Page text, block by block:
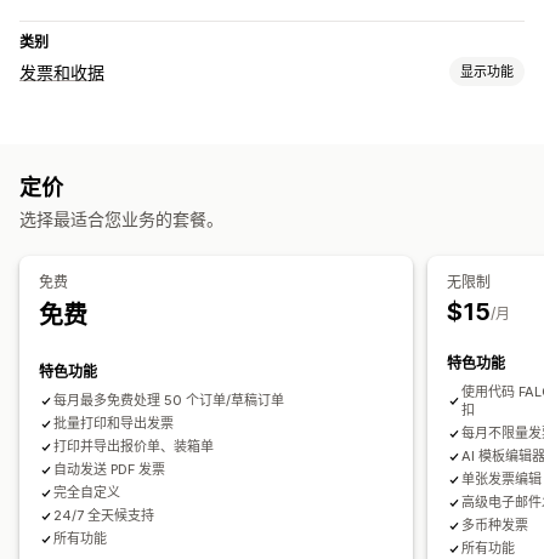
类别
发票和收据 显示功能
退款
模板 Logo
批量下载
数据安全性 顺序编号
定价
选择最适合您业务的套餐。
免费
免费
特色功能
每月最多免费处理 50 个订单/草稿订单
批量打印和导出发票
打印并导出报价单、装箱单
自动发送 PDF 发票
完全自定义
24/7 全天候支持
所有功能
无限制
$15/月
特色功能
使用代码
扣
每月不限量
AI 模板编辑
单张发票编辑
高级电子邮
多币种发票
所有功能